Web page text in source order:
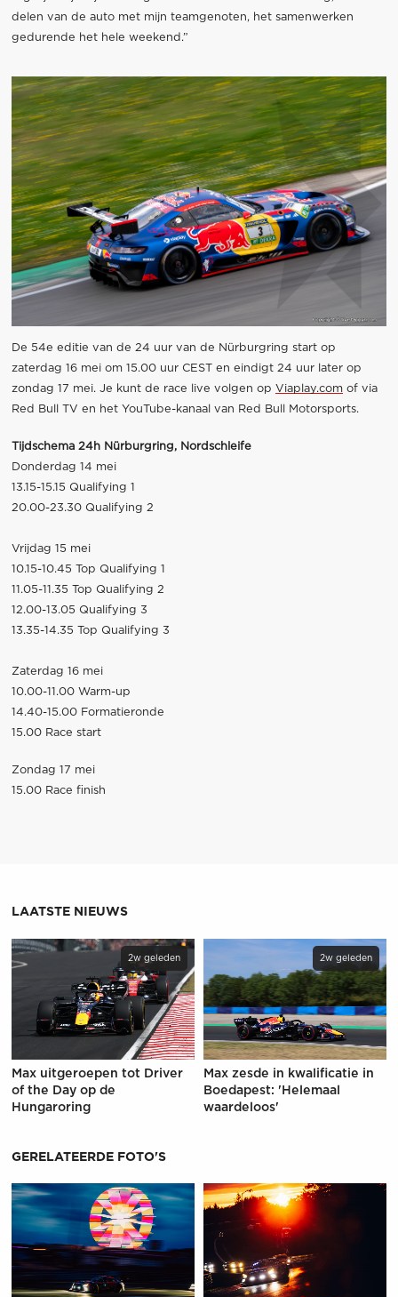
delen van de auto met mijn teamgenoten, het samenwerken
gedurende het hele weekend.”
De 54e editie van de 24 uur van de Nürburgring start op
zaterdag 16 mei om 15.00 uur CEST en eindigt 24 uur later op
zondag 17 mei. Je kunt de race live volgen op Viaplay.comof via
Red Bull TV en het YouTube-kanaal van Red Bull Motorsports.
Tijdschema 24h Nürburgring, Nordschleife
Donderdag 14 mei
13.15-15.15 Qualifying 1
20.00-23.30 Qualifying 2
Vrijdag 15 mei
10.15-10.45 Top Qualifying 1
11.05-11.35 Top Qualifying 2
12.00-13.05 Qualifying 3
13.35-14.35 Top Qualifying 3
Zaterdag 16 mei
10.00-11.00 Warm-up
14.40-15.00 Formatieronde
15.00 Race start
Zondag 17 mei
15.00 Race finish
LAATSTE NIEUWS
2w geleden
Max uitgeroepen tot Driver
of the Day op de
Hungaroring
2w geleden
Max zesde in kwalificatie in
Boedapest: 'Helemaal
waardeloos'
GERELATEERDE FOTO'S